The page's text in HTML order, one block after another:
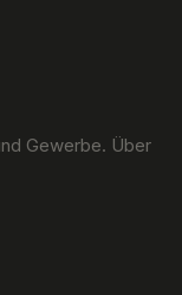
Gewerbe. Über